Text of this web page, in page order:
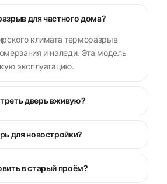
для частного дома?
климата терморазрыв
и наледи. Эта модель
эксплуатацию.
дверь вживую?
для новостройки?
в старый проём?